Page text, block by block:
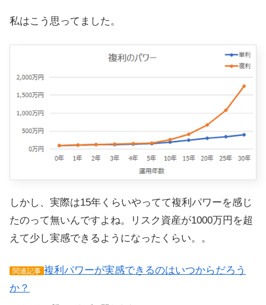
私はこう思ってました。
しかし、実際は15年くらいやってて複利パワーを感じ
たのって無いんですよね。リスク資産が1000万円を超
えて少し実感できるようになったくらい。。
関連記事 複利パワーが実感できるのはいつからだろう
か？